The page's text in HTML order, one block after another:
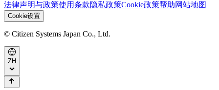
法律声明与政策使用条款隐私政策Cookie政策帮助网站地图
Cookie设置
© Citizen Systems Japan Co., Ltd.
ZH